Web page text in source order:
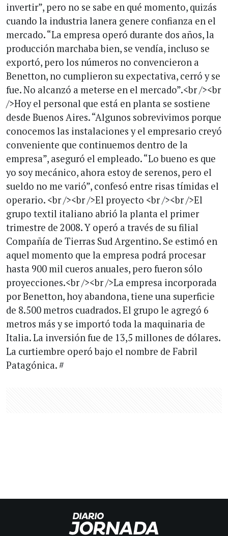
invertir”, pero no se sabe en qué momento, quizás
cuando la industria lanera genere confianza en el
mercado. “La empresa operó durante dos años, la
producción marchaba bien, se vendía, incluso se
exportó, pero los números no convencieron a
Benetton, no cumplieron su expectativa, cerró y se
fue. No alcanzó a meterse en el mercado”.<br /><br
/>Hoy el personal que está en planta se sostiene
desde Buenos Aires. “Algunos sobrevivimos porque
conocemos las instalaciones y el empresario creyó
conveniente que continuemos dentro de la
empresa”, aseguró el empleado. “Lo bueno es que
yo soy mecánico, ahora estoy de serenos, pero el
sueldo no me varió”, confesó entre risas tímidas el
operario. <br /><br />El proyecto <br /><br />El
grupo textil italiano abrió la planta el primer
trimestre de 2008. Y operó a través de su filial
Compañía de Tierras Sud Argentino. Se estimó en
aquel momento que la empresa podrá procesar
hasta 900 mil cueros anuales, pero fueron sólo
proyecciones.<br /><br />La empresa incorporada
por Benetton, hoy abandona, tiene una superficie
de 8.500 metros cuadrados. El grupo le agregó 6
metros más y se importó toda la maquinaria de
Italia. La inversión fue de 13,5 millones de dólares.
La curtiembre operó bajo el nombre de Fabril
Patagónica. #